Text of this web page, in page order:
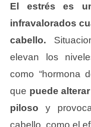
El estrés es
infravalorados
cabello.
elevan los
como “hormona
que puede
piloso y
cabello, como el